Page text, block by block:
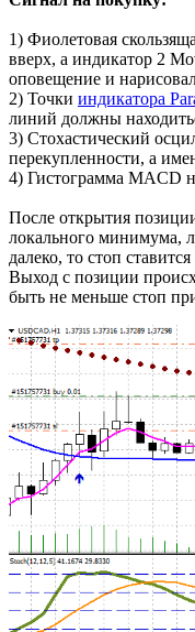
1) Фиолетовая
вверх, а индикатор 2
оповещение и
2) Точки индикатора
линий должны
3) Стохастический
перекупленности, а
4) Гистограмма MACD
После открытия
локального минимума,
далеко, то стоп
Выход с позиции
быть не меньше стоп